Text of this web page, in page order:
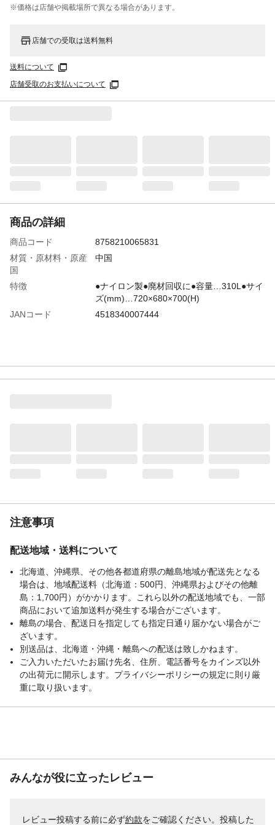
※価格は​店舗や​掲載場所で​異なる​場合が​あります。
店舗での受取は送料無料
送料について
店舗受取のお支払いについて
商品の詳細
商品コード
8758210065831
材質・原材料・原産
国
中国
特徴
●ナイロン製●廃材回収に●容量…310L●サイ
ズ(mm)…720×680×700(H)
JANコード
4518340007444
注意事項
配送地域・送料について
北海道、沖縄県、その他各都道府県の離島地域が配送先となる
場合は、地域配送料（北海道：500円、沖縄県およびその他離
島：1,700円）がかかります。これら以外の配送地域でも、一部
商品において追加送料が発生する場合がございます。
離島の場合、配送日を指定しても指定日通り届かない場合がご
ざいます。
別送品は、北海道・沖縄・離島への配送は致しかねます。
ご入力いただいたお届け先名、住所、電話番号をカインズ以外
の出荷元に開示します。プライバシーポリシーの規定に則り厳
重に取り扱います。
みんなが役に立ったレビュー
レビュー投稿する前に必ず約款をご確認ください。投稿した